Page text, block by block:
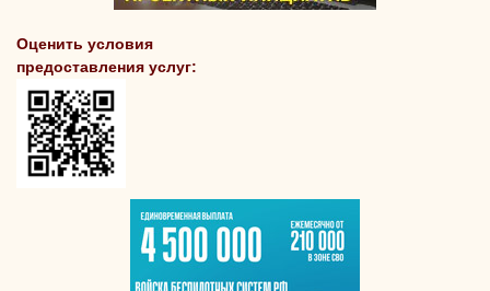
Оценить условия
предоставления услуг: